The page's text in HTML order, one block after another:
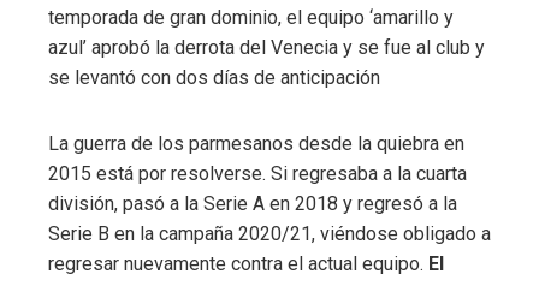
temporada de gran dominio, el equipo ‘amarillo y
azul’ aprobó la derrota del Venecia y se fue al club y
se levantó con dos días de anticipación
La guerra de los parmesanos desde la quiebra en
2015 está por resolverse. Si regresaba a la cuarta
división, pasó a la Serie A en 2018 y regresó a la
Serie B en la campaña 2020/21, viéndose obligado a
regresar nuevamente contra el actual equipo. El